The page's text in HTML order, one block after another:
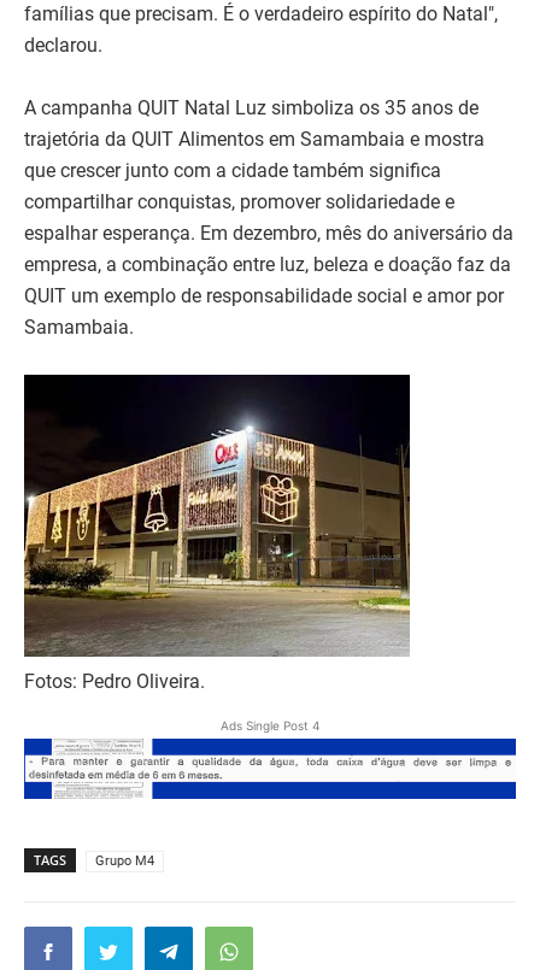
famílias que precisam. É o verdadeiro espírito do Natal",
declarou.
A campanha QUIT Natal Luz simboliza os 35 anos de
trajetória da QUIT Alimentos em Samambaia e mostra
que crescer junto com a cidade também significa
compartilhar conquistas, promover solidariedade e
espalhar esperança. Em dezembro, mês do aniversário da
empresa, a combinação entre luz, beleza e doação faz da
QUIT um exemplo de responsabilidade social e amor por
Samambaia.
Fotos: Pedro Oliveira.
Ads Single Post 4
TAGS Grupo M4